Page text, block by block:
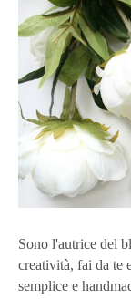
Sono l'autrice del
creatività, fai da te
semplice e